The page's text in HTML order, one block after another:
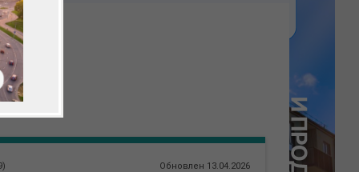
) Обновлен 13.04.2026